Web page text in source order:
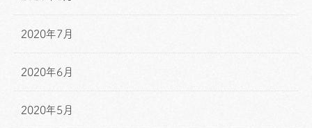
2020年7月
2020年6月
2020年5月